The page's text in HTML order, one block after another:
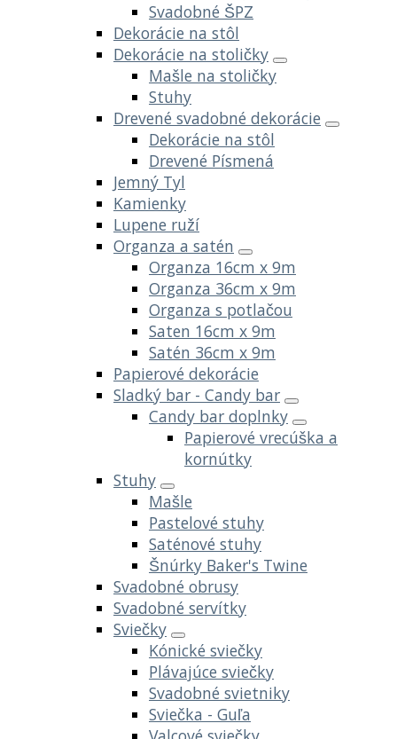
Svadobné ŠPZ
Dekorácie na stôl
Dekorácie na stoličky
Mašle na stoličky
Stuhy
Drevené svadobné dekorácie
Dekorácie na stôl
Drevené Písmená
Jemný Tyl
Kamienky
Lupene ruží
Organza a satén
Organza 16cm x 9m
Organza 36cm x 9m
Organza s potlačou
Saten 16cm x 9m
Satén 36cm x 9m
Papierové dekorácie
Sladký bar - Candy bar
Candy bar doplnky
Papierové vrecúška a
kornútky
Stuhy
Mašle
Pastelové stuhy
Saténové stuhy
Šnúrky Baker's Twine
Svadobné obrusy
Svadobné servítky
Sviečky
Kónické sviečky
Plávajúce sviečky
Svadobné svietniky
Sviečka - Guľa